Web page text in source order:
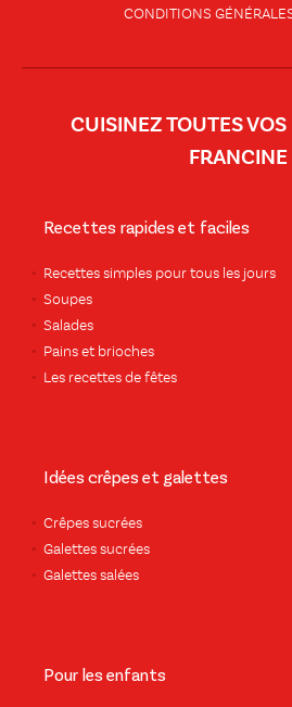
CONDITIONS
CUISINEZ TOUTES VOS
FRANCINE
Recettes rapides et faciles
Recettes simples pour tous les jours
Soupes
Salades
Pains et brioches
Les recettes de fêtes
Idées crêpes et galettes
Crêpes sucrées
Galettes sucrées
Galettes salées
Pour les enfants